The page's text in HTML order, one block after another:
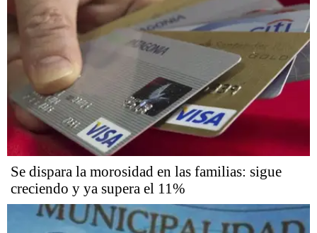
Se dispara la morosidad en las familias: sigue
creciendo y ya supera el 11%